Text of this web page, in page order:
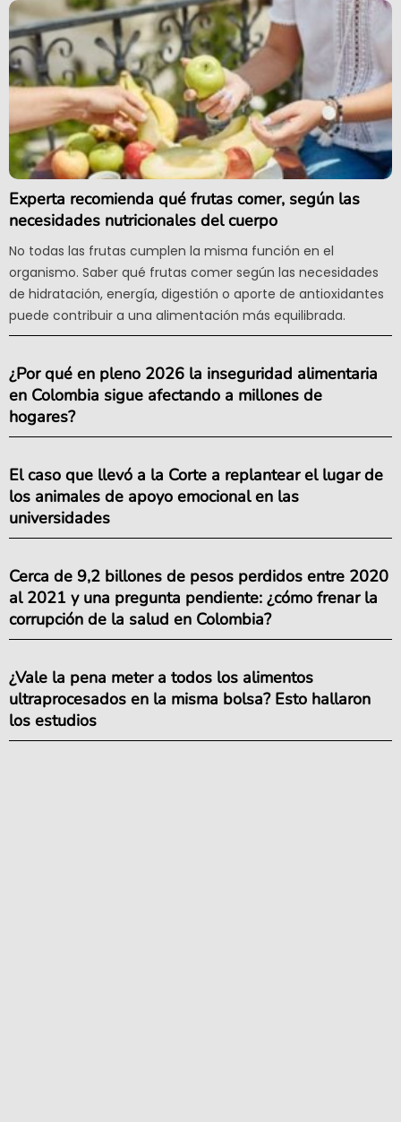
Experta recomienda qué frutas comer, según las
necesidades nutricionales del cuerpo
No todas las frutas cumplen la misma función en el
organismo. Saber qué frutas comer según las necesidades
de hidratación, energía, digestión o aporte de antioxidantes
puede contribuir a una alimentación más equilibrada.
¿Por qué en pleno 2026 la inseguridad alimentaria
en Colombia sigue afectando a millones de
hogares?
El caso que llevó a la Corte a replantear el lugar de
los animales de apoyo emocional en las
universidades
Cerca de 9,2 billones de pesos perdidos entre 2020
al 2021 y una pregunta pendiente: ¿cómo frenar la
corrupción de la salud en Colombia?
¿Vale la pena meter a todos los alimentos
ultraprocesados en la misma bolsa? Esto hallaron
los estudios